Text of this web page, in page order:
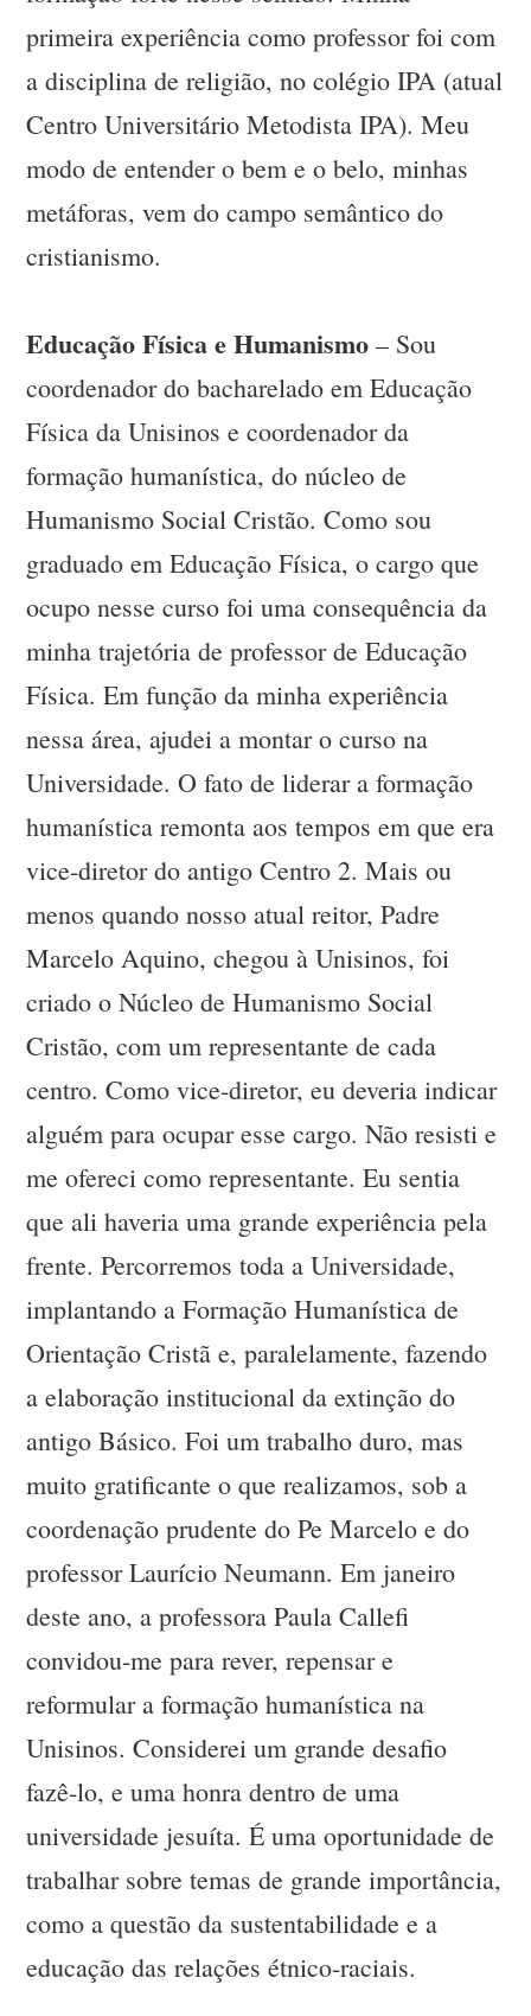
primeira experiência como professor foi com
a disciplina de religião, no colégio IPA (atual
Centro Universitário Metodista IPA). Meu
modo de entender o bem e o belo, minhas
metáforas, vem do campo semântico do
cristianismo.
Educação Física e Humanismo – Sou
coordenador do bacharelado em Educação
Física da Unisinos e coordenador da
formação humanística, do núcleo de
Humanismo Social Cristão. Como sou
graduado em Educação Física, o cargo que
ocupo nesse curso foi uma consequência da
minha trajetória de professor de Educação
Física. Em função da minha experiência
nessa área, ajudei a montar o curso na
Universidade. O fato de liderar a formação
humanística remonta aos tempos em que era
vice-diretor do antigo Centro 2. Mais ou
menos quando nosso atual reitor, Padre
Marcelo Aquino, chegou à Unisinos, foi
criado o Núcleo de Humanismo Social
Cristão, com um representante de cada
centro. Como vice-diretor, eu deveria indicar
alguém para ocupar esse cargo. Não resisti e
me ofereci como representante. Eu sentia
que ali haveria uma grande experiência pela
frente. Percorremos toda a Universidade,
implantando a Formação Humanística de
Orientação Cristã e, paralelamente, fazendo
a elaboração institucional da extinção do
antigo Básico. Foi um trabalho duro, mas
muito gratificante o que realizamos, sob a
coordenação prudente do Pe Marcelo e do
professor Laurício Neumann. Em janeiro
deste ano, a professora Paula Callefi
convidou-me para rever, repensar e
reformular a formação humanística na
Unisinos. Considerei um grande desafio
fazê-lo, e uma honra dentro de uma
universidade jesuíta. É uma oportunidade de
trabalhar sobre temas de grande importância,
como a questão da sustentabilidade e a
educação das relações étnico-raciais.